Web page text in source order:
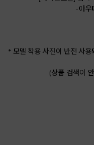
-아우
* 모델 착용 사진이 반전 사
(상품 검색이